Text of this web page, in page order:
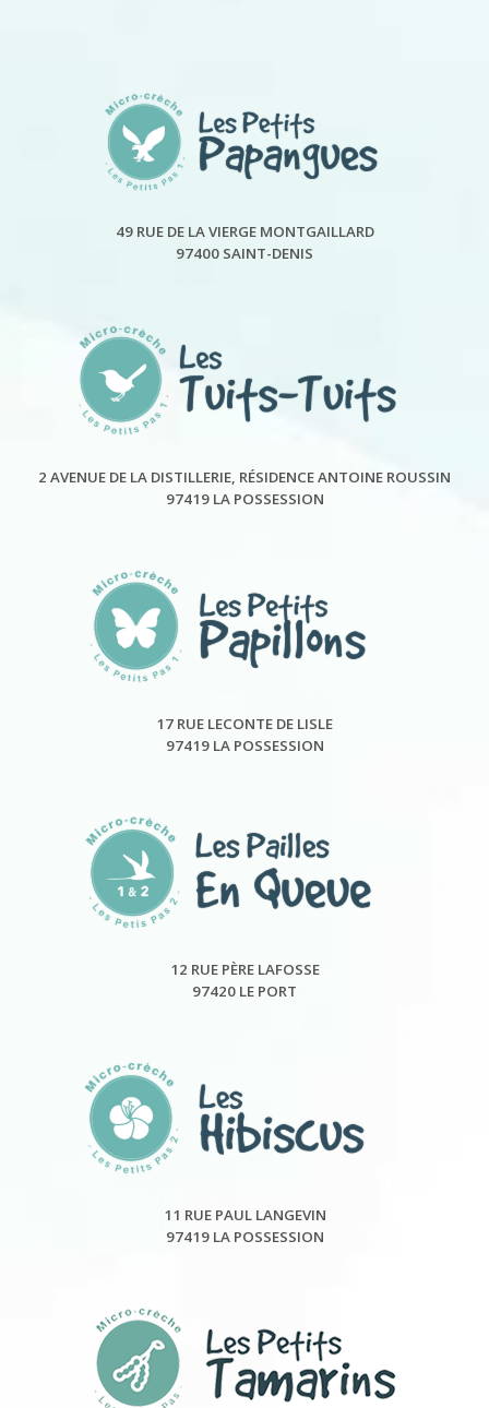
49 RUE DE LA VIERGE MONTGAILLARD
97400 SAINT-DENIS
2 AVENUE DE LA DISTILLERIE, RÉSIDENCE ANTOINE ROUSSIN
97419 LA POSSESSION
17 RUE LECONTE DE LISLE
97419 LA POSSESSION
12 RUE PÈRE LAFOSSE
97420 LE PORT
11 RUE PAUL LANGEVIN
97419 LA POSSESSION